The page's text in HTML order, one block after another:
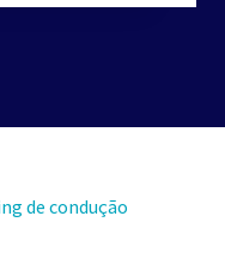
de condução